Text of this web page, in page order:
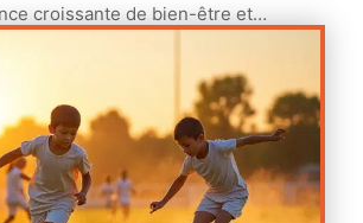
croissante de bien-être et…